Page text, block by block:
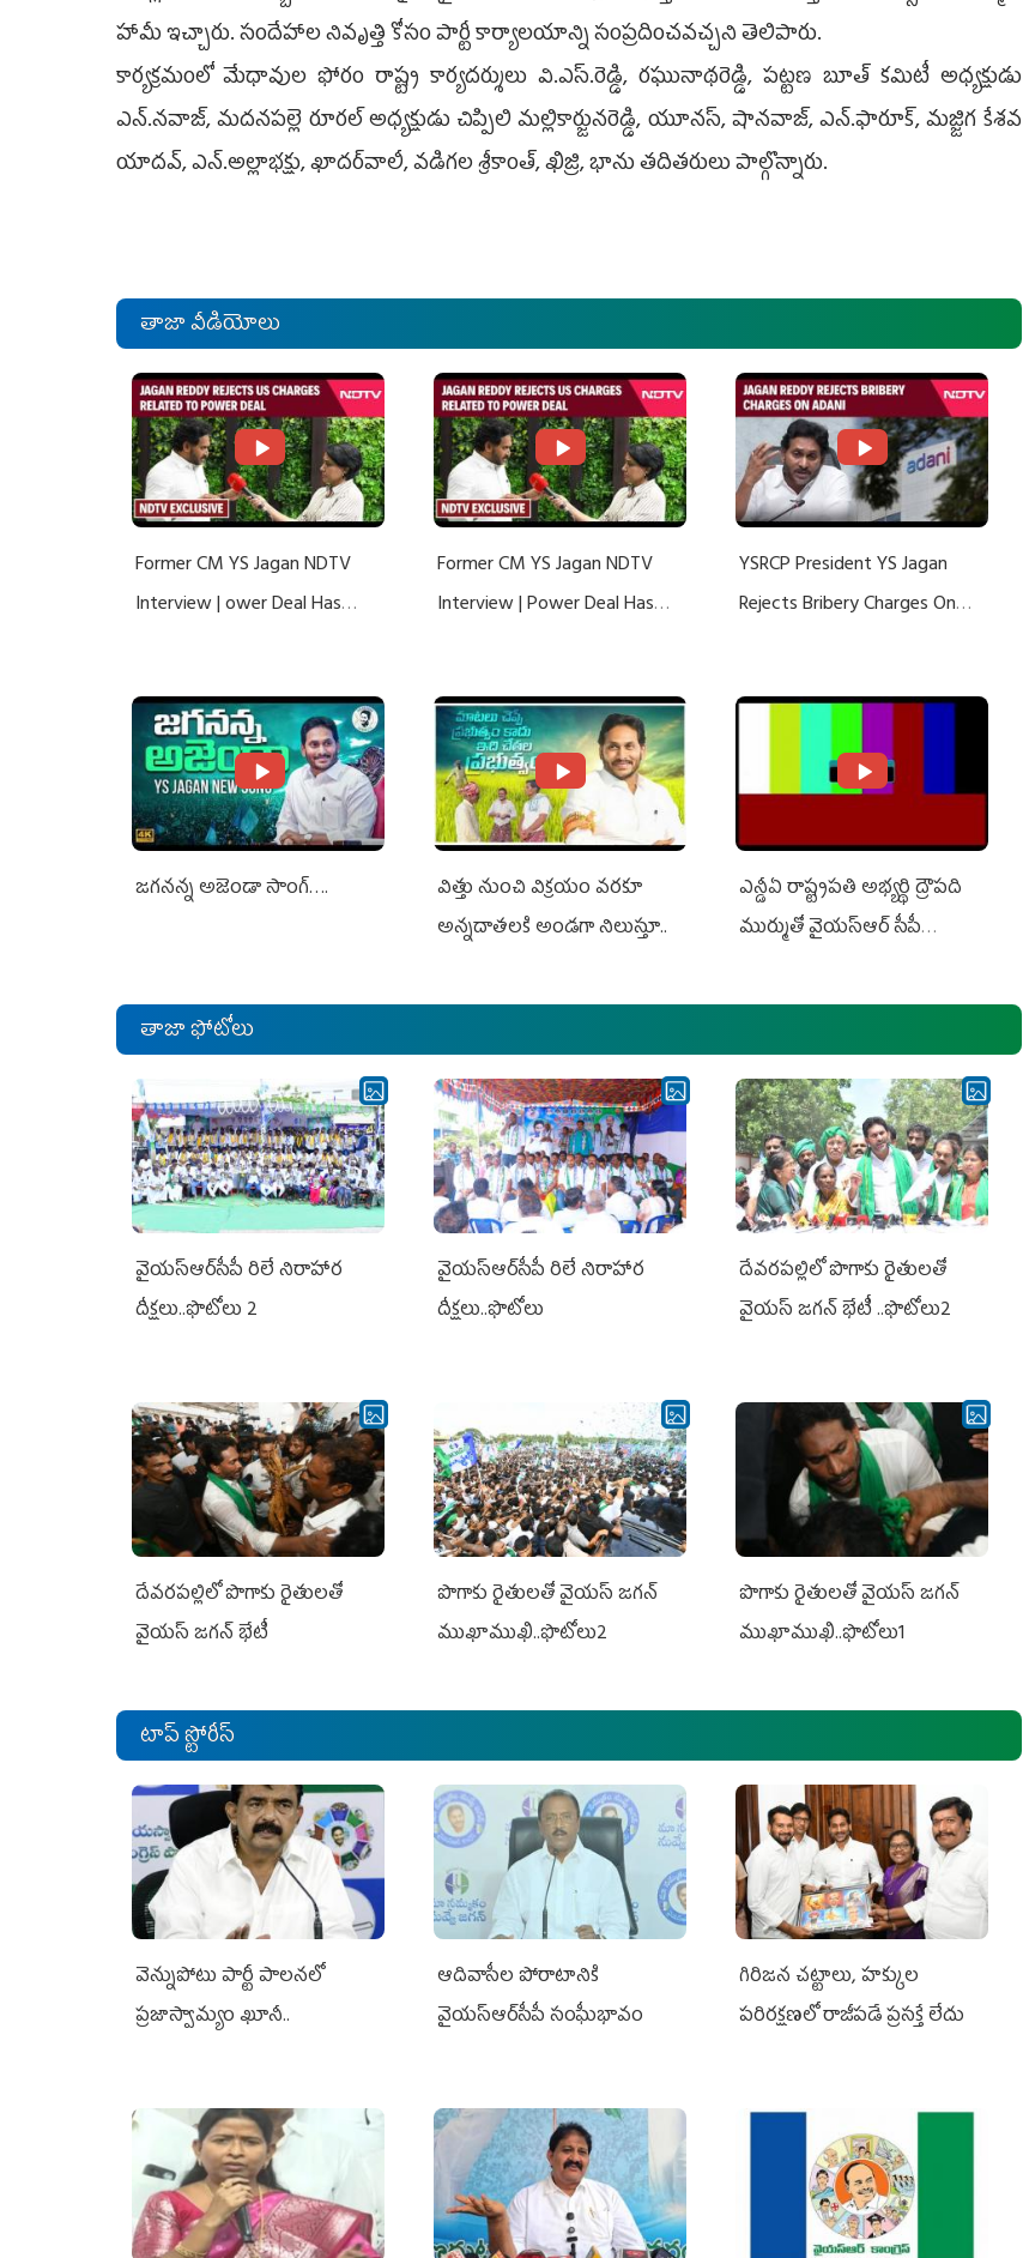
హామీ ఇచ్చారు. సందేహాల నివృత్తి కోసం పార్టీ కార్యాలయాన్ని సంప్రదించవచ్చని తెలిపారు.
కార్యక్రమంలో మేధావుల ఫోరం రాష్ట్ర కార్యదర్శులు వి.ఎస్.రెడ్డి, రఘునాథరెడ్డి, పట్టణ బూత్ కమిటీ అధ్యక్షుడు
ఎన్.నవాజ్, మదనపల్లె రూరల్ అధ్యక్షుడు చిప్పిలి మల్లికార్జునరెడ్డి, యూనస్, షానవాజ్, ఎన్.ఫారూక్, మజ్జిగ కేశవ
యాదవ్, ఎన్.అల్లాభక్షు, ఖాదర్‌వాలీ, వడిగల శ్రీకాంత్, ఖిజ్రి, భాను తదితరులు పాల్గొన్నారు.
తాజా వీడియోలు
Former CM YS Jagan NDTV
Interview | ower Deal Has
Former CM YS Jagan NDTV
Interview | Power Deal Has
YSRCP President YS Jagan
Rejects Bribery Charges On
జగనన్న అజెండా సాంగ్….
విత్తు నుంచి విక్రయం వరకూ
అన్నదాతలకి అండగా నిలుస్తూ..
ఎన్డీఏ రాష్ట్ర‌ప‌తి అభ్య‌ర్థి ద్రౌప‌ది
ముర్ముతో వైయ‌స్ఆర్ సీపీ
ఎమ్మెల్యేలు, ఎంపీల స‌మావేశం
తాజా ఫోటోలు
వైయ‌స్ఆర్‌సీపీ రిలే నిరాహార
దీక్షలు..ఫొటోలు 2
వైయ‌స్ఆర్‌సీపీ రిలే నిరాహార
దీక్షలు..ఫొటోలు
దేవరపల్లిలో పొగాకు రైతులతో
వైయస్ జగన్ భేటీ ..ఫొటోలు2
దేవరపల్లిలో పొగాకు రైతులతో
వైయస్ జగన్ భేటీ
పొగాకు రైతుల‌తో వైయ‌స్ జ‌గ‌న్
ముఖాముఖి..ఫొటోలు2
పొగాకు రైతుల‌తో వైయ‌స్ జ‌గ‌న్
ముఖాముఖి..ఫొటోలు1
టాప్ స్టోరీస్
వెన్నుపోటు పార్టీ పాలనలో
ప్రజాస్వామ్యం ఖూనీ..
ఆదివాసీల పోరాటానికి
వైయ‌స్ఆర్‌సీపీ సంఘీభావం
గిరిజన చట్టాలు, హక్కుల
పరిరక్షణలో రాజీపడే ప్రసక్తే లేదు